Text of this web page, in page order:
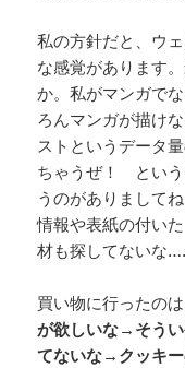
私の方針だと、ウ
な感覚があります
か。私がマンガで
ろんマンガが描け
ストというデータ
ちゃうぜ！ という
うのがありまして
情報や表紙の付い
材も探してないな
買い物に行ったのは
が欲しいな→そう
てないな→クッキ